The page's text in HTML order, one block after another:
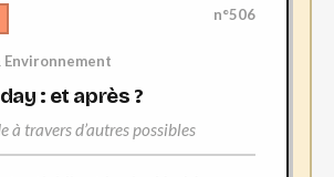
n°506
Environnement
: et après ?
à travers d’autres possibles